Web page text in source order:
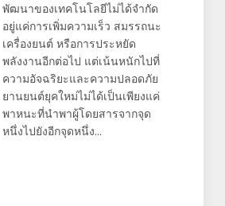
พัฒนาของเทคโนโลยีไม่ได้จำกัด
อยู่แค่การเพิ่มความเร็ว สมรรถนะ
เครื่องยนต์ หรือการประหยัด
พลังงานอีกต่อไป แต่เน้นหนักไปที่
ความอัจฉริยะและความปลอดภัย
ยานยนต์ยุคใหม่ไม่ได้เป็นเพียงแค่
พาหนะที่นำพาผู้โดยสารจากจุด
หนึ่งไปยังอีกจุดหนึ่ง…